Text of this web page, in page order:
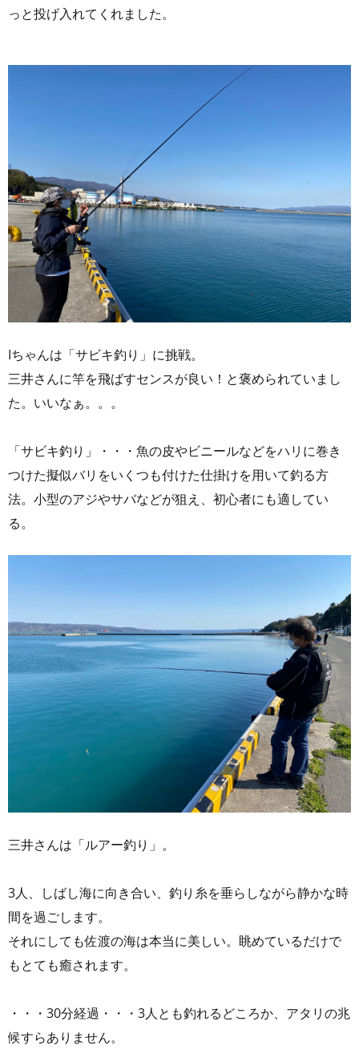
っと投げ入れてくれました。
Iちゃんは「サビキ釣り」に挑戦。
三井さんに竿を飛ばすセンスが良い！と褒められていまし
た。いいなぁ。。。
「サビキ釣り」・・・魚の皮やビニールなどをハリに巻き
つけた擬似バリをいくつも付けた仕掛けを用いて釣る方
法。小型のアジやサバなどが狙え、初心者にも適してい
る。
三井さんは「ルアー釣り」。
3人、しばし海に向き合い、釣り糸を垂らしながら静かな時
間を過ごします。
それにしても佐渡の海は本当に美しい。眺めているだけで
もとても癒されます。
・・・30分経過・・・3人とも釣れるどころか、アタリの兆
候すらありません。